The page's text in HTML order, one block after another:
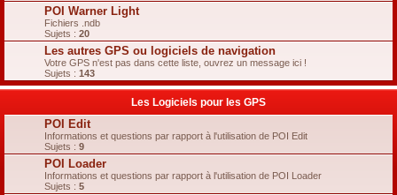
POI Warner Light
Fichiers .ndb
Sujets : 20
Les autres GPS ou logiciels de navigation
Votre GPS n'est pas dans cette liste, ouvrez un message ici !
Sujets : 143
Les Logiciels pour les GPS
POI Edit
Informations et questions par rapport à l'utilisation de POI Edit
Sujets : 9
POI Loader
Informations et questions par rapport à l'utilisation de POI Loader
Sujets : 5